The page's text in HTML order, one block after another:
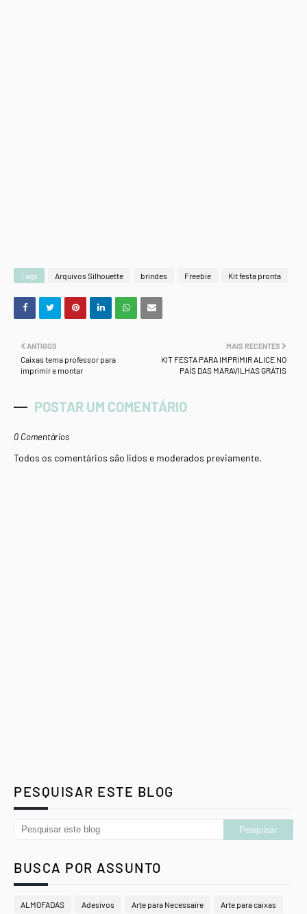
Tags Arquivos Silhouette brindes Freebie Kit festa pronta
MAIS RECENTES
KIT FESTA PARA IMPRIMIR ALICE NO
PAÍS DAS MARAVILHAS GRÁTIS
ANTIGOS
Caixas tema professor para
imprimir e montar
POSTAR UM COMENTÁRIO
0 Comentários
Todos os comentários são lidos e moderados previamente.
PESQUISAR ESTE BLOG
BUSCA POR ASSUNTO
ALMOFADAS Adesivos Arte para Necessaire Arte para caixas